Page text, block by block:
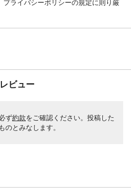
プライバシーポリシーの規定に則り厳
ビュー
ず約款をご確認ください。投稿した
のとみなします。